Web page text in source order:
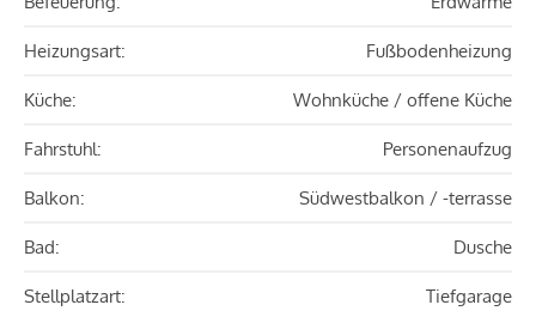
Heizungsart: Fußbodenheizung
Küche: Wohnküche / offene Küche
Fahrstuhl: Personenaufzug
Balkon: Südwestbalkon / -terrasse
Bad: Dusche
Stellplatzart: Tiefgarage